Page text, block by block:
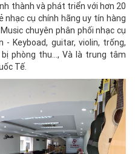
thành và phát triển với hơn 20
nhạc cụ chính hãng uy tín hàng
chuyên phân phối nhạc cụ
- Keyboad, guitar, violin, trống,
phòng thu..., Và là trung tâm
Tế.